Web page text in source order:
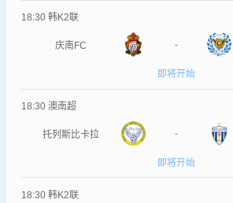
18:30 韩K2联
庆南FC -
即将开始
18:30 澳南超
托列斯比卡拉 -
即将开始
18:30 韩K2联